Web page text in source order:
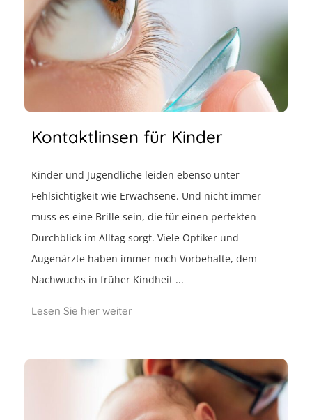
Kontaktlinsen für Kinder
Kinder und Jugendliche leiden ebenso unter
Fehlsichtigkeit wie Erwachsene. Und nicht immer
muss es eine Brille sein, die für einen perfekten
Durchblick im Alltag sorgt. Viele Optiker und
Augenärzte haben immer noch Vorbehalte, dem
Nachwuchs in früher Kindheit ...
Lesen Sie hier weiter